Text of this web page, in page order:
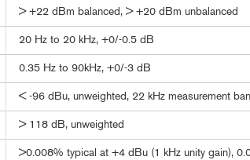
> +22 dBm balanced, > +20 dBm unbalanced
20 Hz to 20 kHz, +0/-0.5 dB
0.35 Hz to 90kHz, +0/-3 dB
< -96 dBu, unweighted, 22 kHz measurement
> 118 dB, unweighted
>0.008% typical at +4 dBu (1 kHz unity gain),